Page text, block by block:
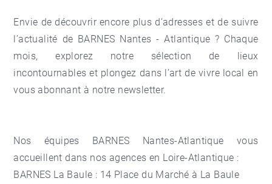
Envie de découvrir encore plus d’adresses et de suivre
l’actualité de BARNES Nantes - Atlantique ? Chaque
mois, explorez notre sélection de lieux
incontournables et plongez dans l’art de vivre local en
vous abonnant à notre newsletter.
Nos équipes BARNES Nantes-Atlantique vous
accueillent dans nos agences en Loire-Atlantique :
BARNES La Baule : 14 Place du Marché à La Baule